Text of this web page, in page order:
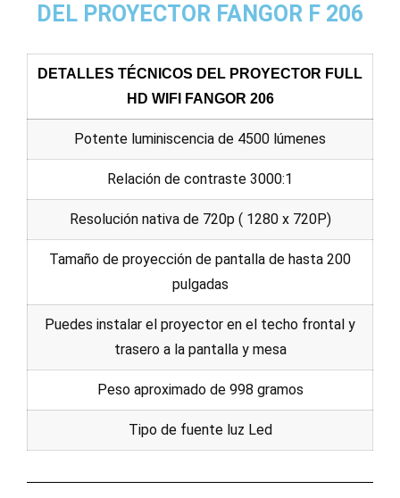
DEL PROYECTOR FANGOR F 206
DETALLES TÉCNICOS DEL PROYECTOR FULL
HD WIFI FANGOR 206
Potente luminiscencia de 4500 lúmenes
Relación de contraste 3000:1
Resolución nativa de 720p ( 1280 x 720P)
Tamaño de proyección de pantalla de hasta 200
pulgadas
Puedes instalar el proyector en el techo frontal y
trasero a la pantalla y mesa
Peso aproximado de 998 gramos
Tipo de fuente luz Led